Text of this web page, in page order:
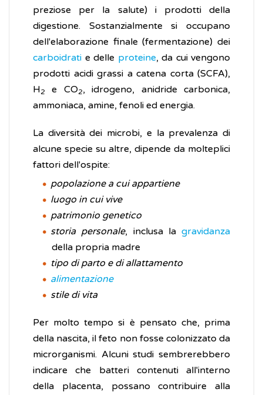
preziose per la salute) i prodotti della
digestione. Sostanzialmente si occupano
dell'elaborazione finale (fermentazione) dei
carboidrati e delle proteine, da cui vengono
prodotti acidi grassi a catena corta (SCFA),
H2 e CO2, idrogeno, anidride carbonica,
ammoniaca, amine, fenoli ed energia.
La diversità dei microbi, e la prevalenza di
alcune specie su altre, dipende da molteplici
fattori dell'ospite:
popolazione a cui appartiene
luogo in cui vive
patrimonio genetico
storia personale, inclusa la gravidanza
della propria madre
tipo di parto e di allattamento
alimentazione
stile di vita
Per molto tempo si è pensato che, prima
della nascita, il feto non fosse colonizzato da
microrganismi. Alcuni studi sembrerebbero
indicare che batteri contenuti all'interno
della placenta, possano contribuire alla